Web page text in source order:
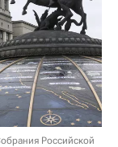
Российской